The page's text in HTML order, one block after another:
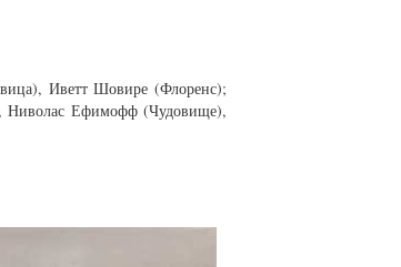
Иветт Шовире (Флоренс);
Ниволас Ефимофф (Чудовище),